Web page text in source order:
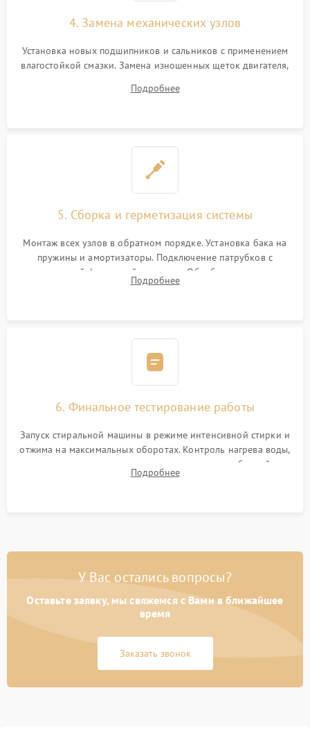
4. Замена механических узлов
Установка новых подшипников и сальников с применением
влагостойкой смазки. Замена изношенных щеток двигателя,
или поврежденной резиновой манжеты.
Подробнее
5. Сборка и герметизация системы
Монтаж всех узлов в обратном порядке. Установка бака на
пружины и амортизаторы. Подключение патрубков с
надежной фиксацией хомутами. Обработка стыков
герметиком для предотвращения возможных протечек воды.
Подробнее
6. Финальное тестирование работы
Запуск стиральной машины в режиме интенсивной стирки и
отжима на максимальных оборотах. Контроль нагрева воды,
корректности слива, отсутствия излишних вибраций,
посторонних стуков и протечек под корпусом.
Подробнее
У Вас остались вопросы?
Оставьте заявку, мы свяжемся с Вами в ближайшее
время
Заказать звонок